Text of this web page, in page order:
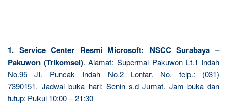
1. Service Center Resmi Microsoft: NSCC Surabaya –
Pakuwon (Trikomsel). Alamat: Supermal Pakuwon Lt.1 Indah
No.95 Jl. Puncak Indah No.2 Lontar. No. telp.: (031)
7390151. Jadwal buka hari: Senin s.d Jumat. Jam buka dan
tutup: Pukul 10:00 – 21:30